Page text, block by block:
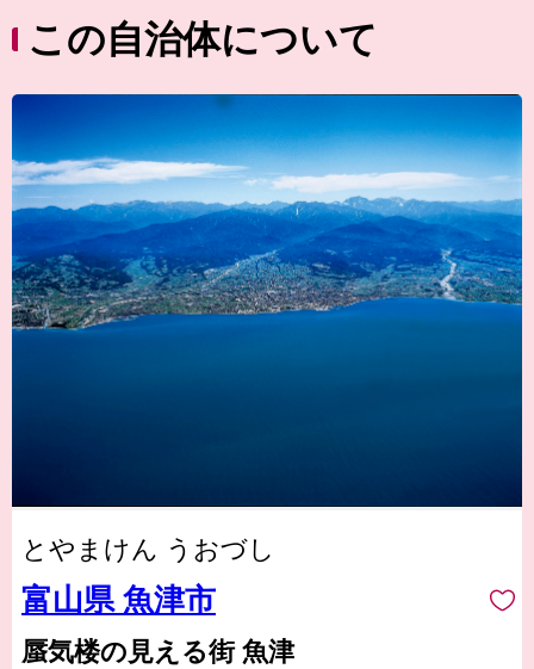
この自治体について
とやまけん うおづし
富山県 魚津市
蜃気楼の見える街 魚津